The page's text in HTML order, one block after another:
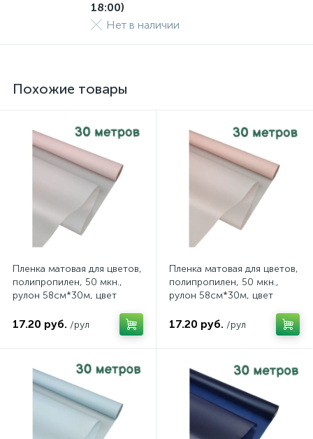
18:00)
Нет в наличии
Похожие товары
Пленка матовая для цветов,
полипропилен, 50 мкн.,
рулон 58см*30м, цвет
41/206 30В
17.20 руб. /рул
Пленка матовая для цветов,
полипропилен, 50 мкн.,
рулон 58см*30м, цвет
30В
17.20 руб. /рул